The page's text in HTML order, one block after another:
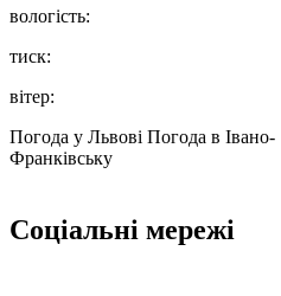
вологість:
тиск:
вітер:
Погода у Львові Погода в Івано-
Франківську
Соціальні мережі